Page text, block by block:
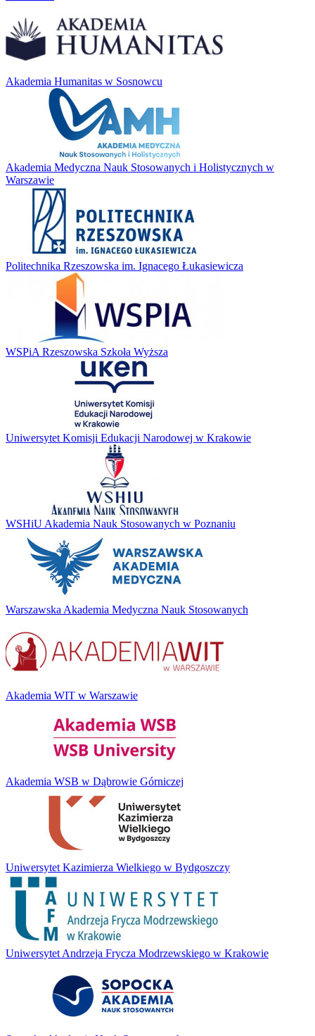
Akademia Humanitas w Sosnowcu
Akademia Medyczna Nauk Stosowanych i Holistycznych w
Warszawie
Politechnika Rzeszowska im. Ignacego Łukasiewicza
WSPiA Rzeszowska Szkoła Wyższa
Uniwersytet Komisji Edukacji Narodowej w Krakowie
WSHiU Akademia Nauk Stosowanych w Poznaniu
Warszawska Akademia Medyczna Nauk Stosowanych
Akademia WIT w Warszawie
Akademia WSB w Dąbrowie Górniczej
Uniwersytet Kazimierza Wielkiego w Bydgoszczy
Uniwersytet Andrzeja Frycza Modrzewskiego w Krakowie